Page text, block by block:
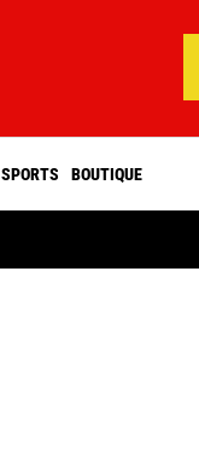
SPORTS BOUTIQUE